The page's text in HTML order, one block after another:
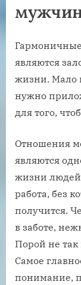
являются
жизни. Мало
нужно
для того,
Отношения
являются
жизни
работа, без
получится.
в заботе,
Порой не так
Самое
понимание,